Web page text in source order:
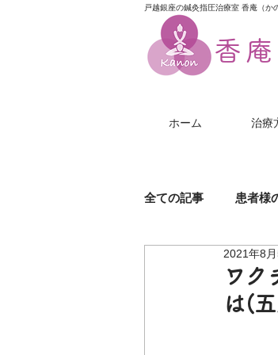
戸越銀座の鍼灸指圧治療室 香庵（
香庵
ホーム 治療
全ての記事 患者様
膝（ひざ）の痛み
ワク
は(
2021年8